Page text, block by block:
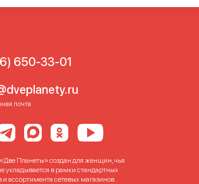
650-33-01
почта
Планеты» создан для женщин, чья
укладывается в рамки стандартных
и ассортимента сетевых магазинов.